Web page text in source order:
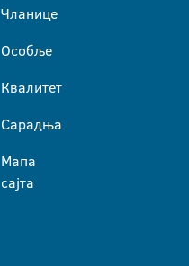
Чланице
Особље
Квалитет
Сарадња
Мапа
сајта